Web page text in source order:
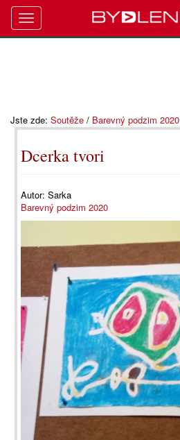
Jste zde: Soutěže / Barevný podzim 2020
Dcerka tvori
Autor: Sarka
Barevný podzim 2020
Toggle
navigation